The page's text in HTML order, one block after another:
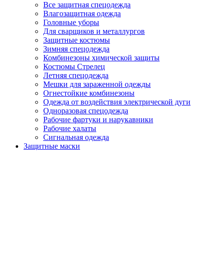
Все защитная спецодежда
Влагозащитная одежда
Головные уборы
Для сварщиков и металлургов
Защитные костюмы
Зимняя спецодежда
Комбинезоны химической защиты
Костюмы Стрелец
Летняя спецодежда
Мешки для зараженной одежды
Огнестойкие комбинезоны
Одежда от воздействия электрической дуги
Одноразовая спецодежда
Рабочие фартуки и нарукавники
Рабочие халаты
Сигнальная одежда
Защитные маски